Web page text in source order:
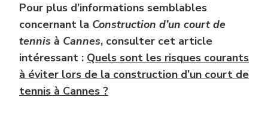
Pour plus d’informations semblables
concernant la Construction d’un court de
tennis à Cannes, consulter cet article
intéressant : Quels sont les risques courants
à éviter lors de la construction d’un court de
tennis à Cannes ?